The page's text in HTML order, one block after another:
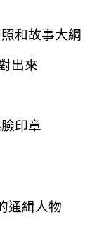
和故事大綱
出來
印章
通緝人物